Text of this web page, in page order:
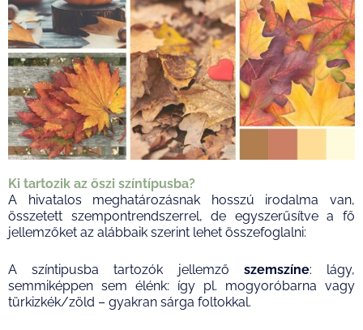
Ki tartozik az őszi színtípusba?
A hivatalos meghatározásnak hosszú irodalma van,
összetett szempontrendszerrel, de egyszerűsítve a fő
jellemzőket az alábbaik szerint lehet összefoglalni:
A színtipusba tartozók jellemző szemszíne: lágy,
semmiképpen sem élénk: így pl. mogyoróbarna vagy
türkizkék/zöld – gyakran sárga foltokkal.